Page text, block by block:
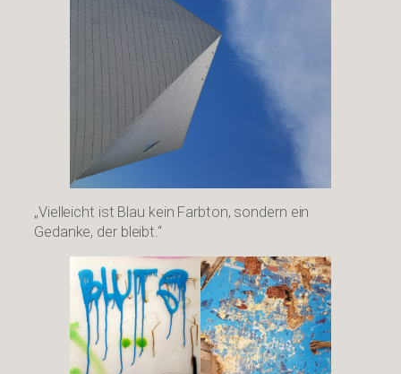
„Vielleicht ist Blau kein Farbton, sondern ein
Gedanke, der bleibt.“